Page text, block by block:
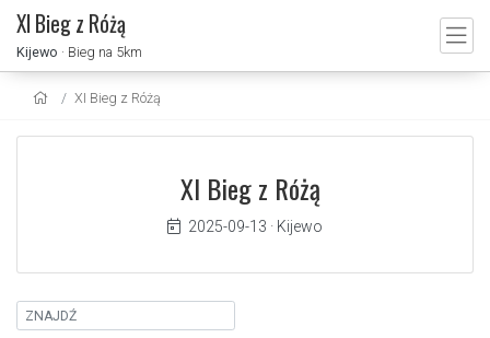
XI Bieg z Różą
Kijewo · Bieg na 5km
XI Bieg z Różą
XI Bieg z Różą
2025-09-13 · Kijewo